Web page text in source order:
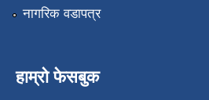
नागरिक वडापत्र
हाम्रो फेसबुक